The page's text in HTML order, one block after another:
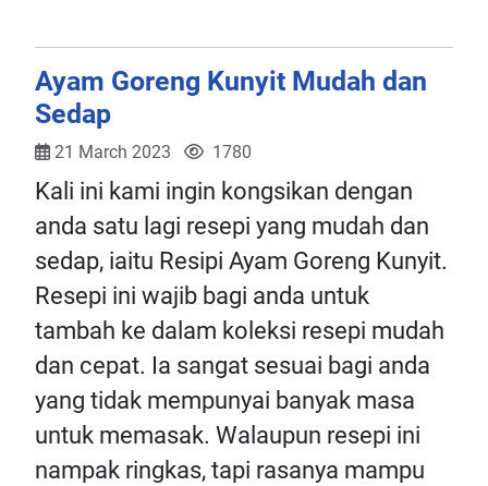
Ayam Goreng Kunyit Mudah dan
Sedap
21 March 2023 1780
Kali ini kami ingin kongsikan dengan
anda satu lagi resepi yang mudah dan
sedap, iaitu Resipi Ayam Goreng Kunyit.
Resepi ini wajib bagi anda untuk
tambah ke dalam koleksi resepi mudah
dan cepat. Ia sangat sesuai bagi anda
yang tidak mempunyai banyak masa
untuk memasak. Walaupun resepi ini
nampak ringkas, tapi rasanya mampu